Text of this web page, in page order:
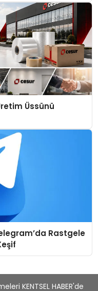
Üssünü
Rastgele
KENTSEL HABER'de